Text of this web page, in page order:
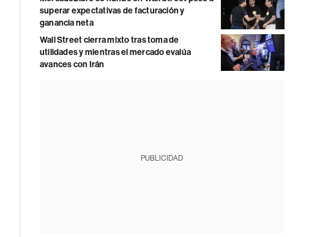
superar expectativas de facturación y
ganancia neta
Wall Street cierra mixto tras toma de
utilidades y mientras el mercado evalúa
avances con Irán
PUBLICIDAD